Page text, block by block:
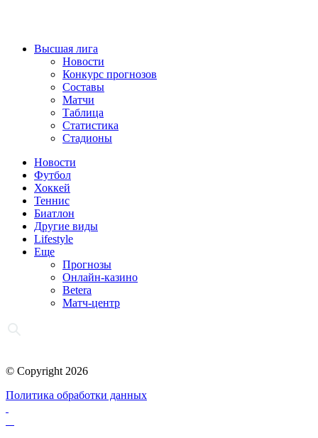
Высшая лига
Новости
Конкурс прогнозов
Составы
Матчи
Таблица
Статистика
Стадионы
Новости
Футбол
Хоккей
Теннис
Биатлон
Другие виды
Lifestyle
Еще
Прогнозы
Онлайн-казино
Betera
Матч-центр
© Copyright 2026
Политика обработки данных